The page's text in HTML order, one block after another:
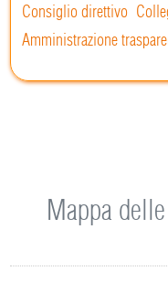
Consiglio direttivo
Amministrazione
Mappa